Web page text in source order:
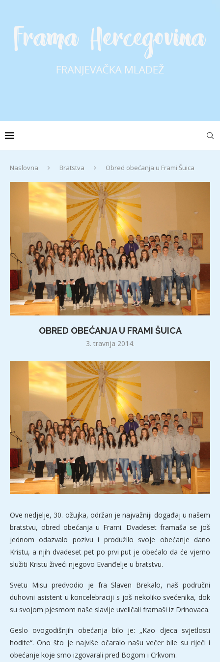
Naslovna Bratstva Obred obećanja u Frami Šuica
OBRED OBEĆANJA U FRAMI ŠUICA
3. travnja 2014.
Ove nedjelje, 30. ožujka, održan je najvažniji događaj u našem
bratstvu, obred obećanja u Frami. Dvadeset framaša se još
jednom odazvalo pozivu i produžilo svoje obećanje dano
Kristu, a njih dvadeset pet po prvi put je obećalo da će vjerno
služiti Kristu živeći njegovo Evanđelje u bratstvu.
Svetu Misu predvodio je fra Slaven Brekalo, naš područni
duhovni asistent u koncelebraciji s još nekoliko svećenika, dok
su svojom pjesmom naše slavlje uveličali framaši iz Drinovaca.
Geslo ovogodišnjih obećanja bilo je: „Kao djeca svjetlosti
hodite“. Ono što je najviše očaralo našu večer bile su riječi i
obećanje koje smo izgovarali pred Bogom i Crkvom.